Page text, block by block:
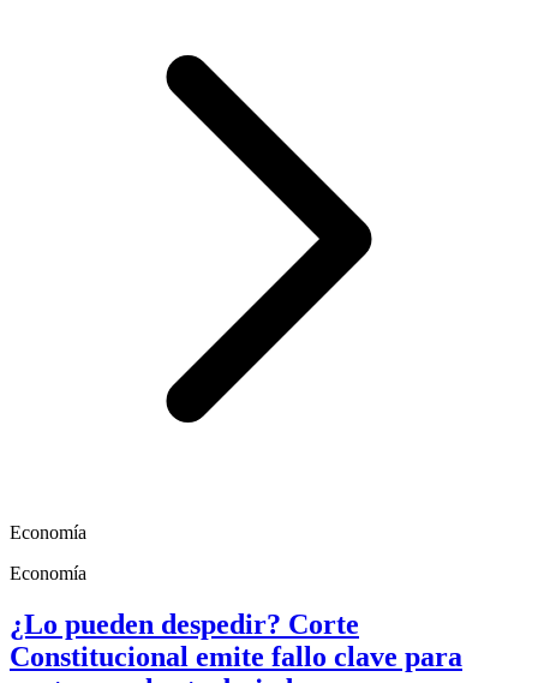
Economía
Economía
¿Lo pueden despedir? Corte
Constitucional emite fallo clave para